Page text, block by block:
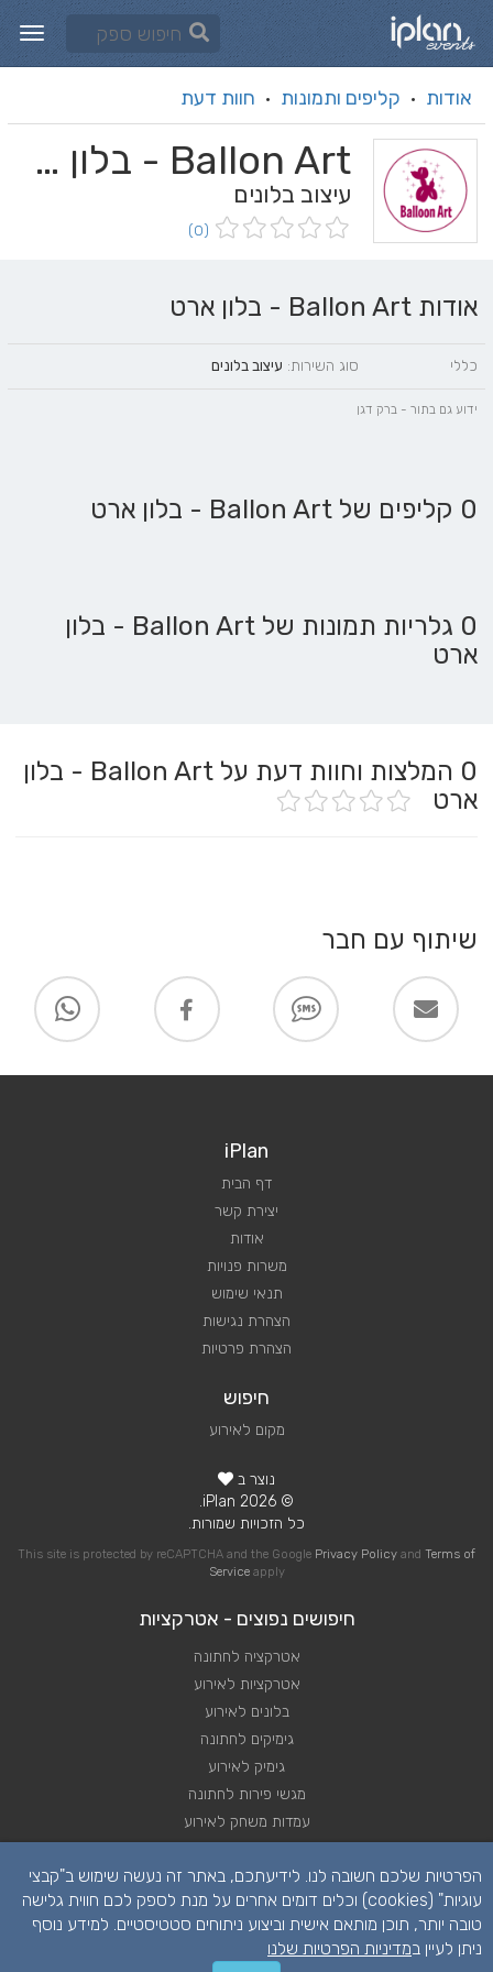
אודות · קליפים ותמונות · חוות דעת
Ballon Art - בלון ארט
עיצוב בלונים
(0)
אודות Ballon Art - בלון ארט
כללי סוג השירות: עיצוב בלונים
ידוע גם בתור - ברק דגן
0 קליפים של Ballon Art - בלון ארט
0 גלריות תמונות של Ballon Art - בלון
ארט
0
המלצות וחוות דעת על Ballon Art - בלון
ארט
שיתוף עם חבר
iPlan
דף הבית
יצירת קשר
אודות
משרות פנויות
תנאי שימוש
הצהרת נגישות
הצהרת פרטיות
חיפוש
מקום לאירוע
נוצר ב
© 2026 iPlan.
כל הזכויות שמורות.
This site is protected by reCAPTCHA and the Google Privacy Policy and Terms of
Serviceapply
חיפושים נפוצים - אטרקציות
אטרקציה לחתונה
אטרקציות לאירוע
בלונים לאירוע
גימיקים לחתונה
גימיק לאירוע
מגשי פירות לחתונה
עמדות משחק לאירוע
שזירת פרחים לאירוע
הפרטיות שלכם חשובה לנו. לידיעתכם, באתר זה נעשה שימוש ב"קבצי
עוגיות" (cookies) וכלים דומים אחרים על מנת לספק לכם חווית גלישה
טובה יותר, תוכן מותאם אישית וביצוע ניתוחים סטטיסטיים. למידע נוסף
ניתן לעיין במדיניות הפרטיות שלנו